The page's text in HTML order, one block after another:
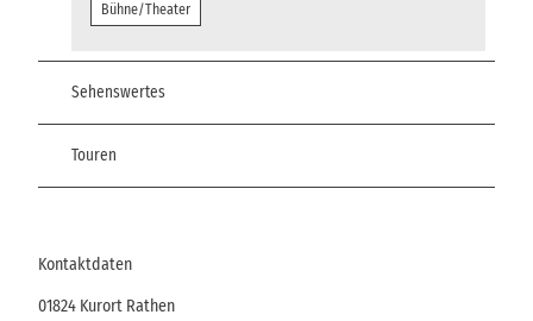
Bühne/Theater
Sehenswertes
Touren
Kontaktdaten
01824 Kurort Rathen